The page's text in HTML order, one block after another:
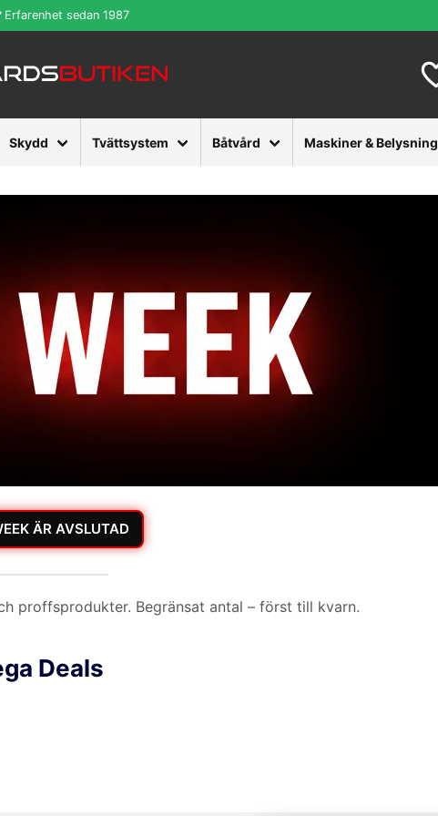
Erfarenhet sedan 1987
Skydd Tvättsystem Båtvård Maskiner & Belysning
ÄR AVSLUTAD
proffsprodukter. Begränsat antal – först till kvarn.
Deals